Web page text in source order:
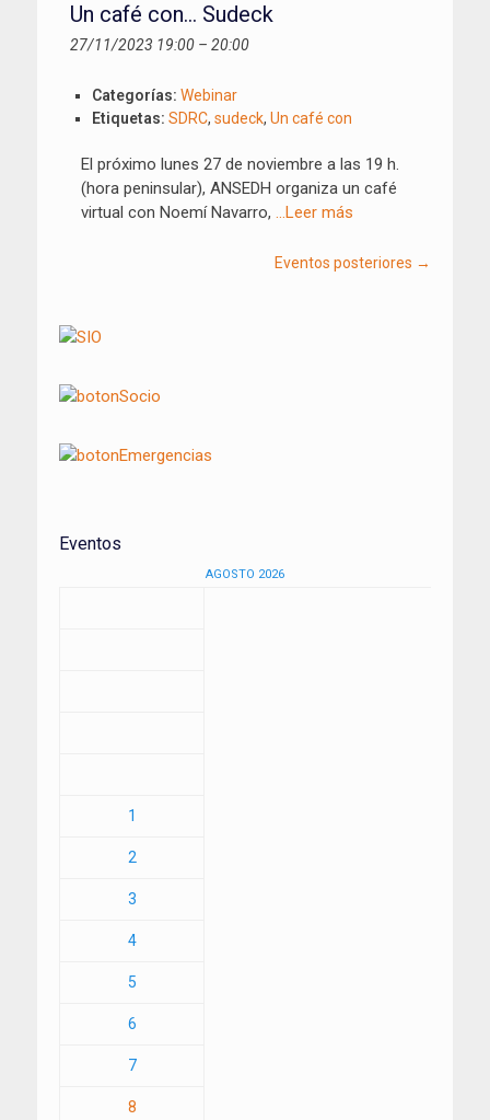
Un café con… Sudeck
27/11/2023 19:00 – 20:00
Categorías: Webinar
Etiquetas: SDRC, sudeck, Un café con
El próximo lunes 27 de noviembre a las 19 h.
(hora peninsular), ANSEDH organiza un café
virtual con Noemí Navarro, …Leer más
Eventos posteriores →
Eventos
AGOSTO 2026
1
2
3
4
5
6
7
8